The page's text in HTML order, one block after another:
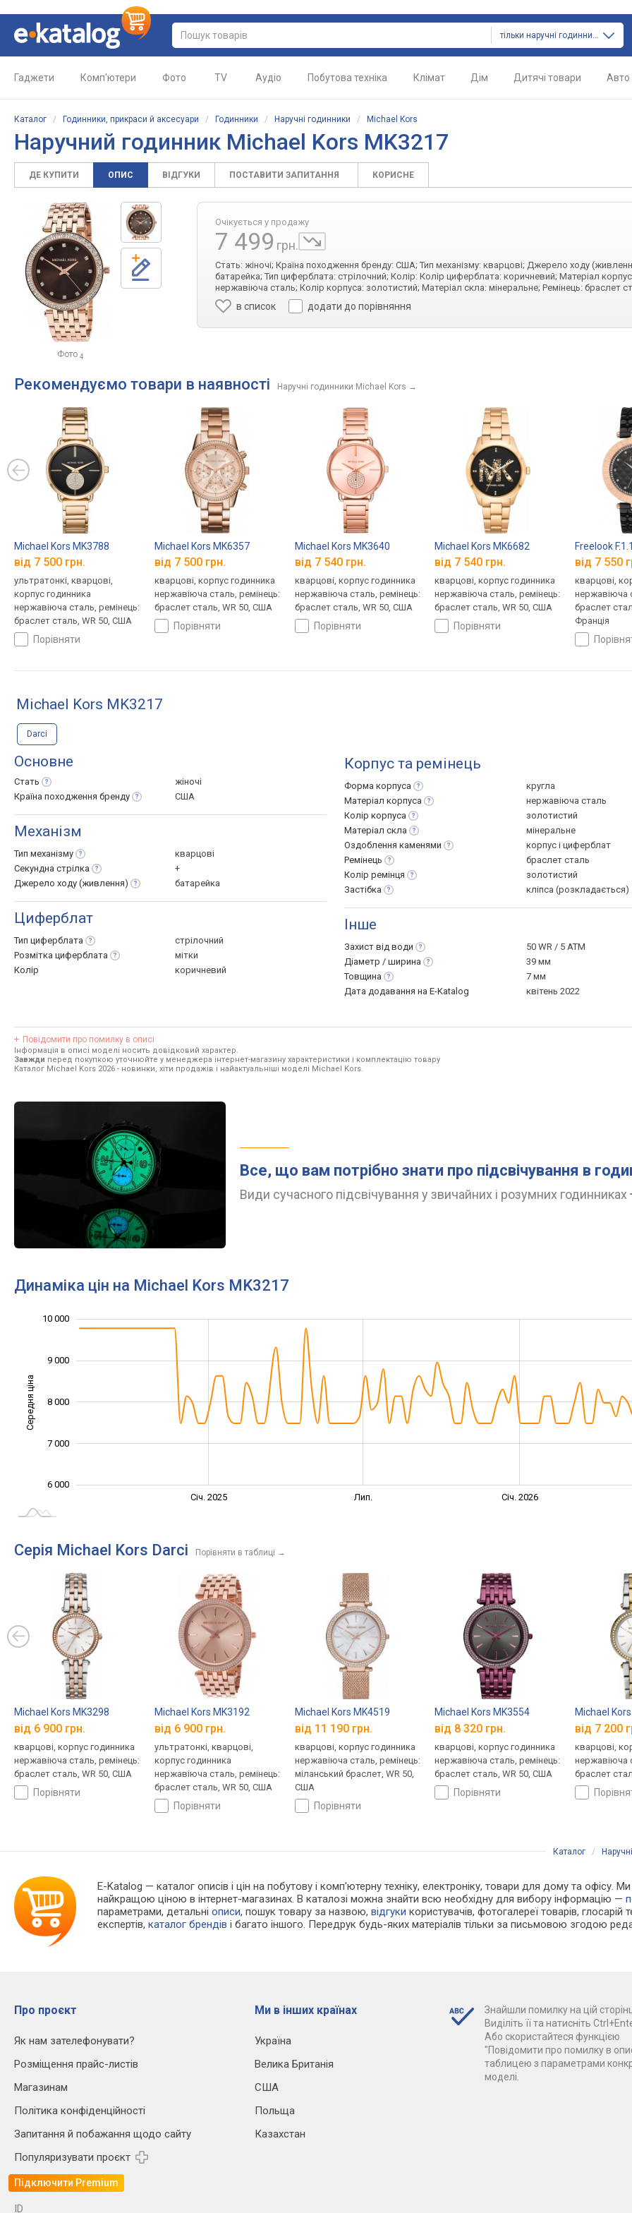
тільки наручні годинники
Гаджети Комп'ютери Фото TV Аудіо Побутова техніка Клімат Дім Дитячі товари Авто
Каталог / Годинники, прикраси й аксесуари / Годинники / Наручні годинники / Michael Kors
Наручний годинник Michael Kors MK3217
ДЕ КУПИТИ ОПИС ВІДГУКИ ПОСТАВИТИ ЗАПИТАННЯ КОРИСНЕ
Фото 4
Очікується у продажу
7 499 грн.
Стать: жіночі; Країна походження бренду: США; Тип механізму: кварцові; Джерело ходу
батарейка; Тип циферблата: стрілочний; Колір: Колір циферблата: коричневий; Матеріал
нержавіюча сталь; Колір корпуса: золотистий; Матеріал скла: мінеральне; Ремінець: браслет
в список додати до порівняння
Рекомендуємо товари в наявності Наручні годинники Michael Kors →
Michael Kors MK3788
від 7 500 грн.
ультратонкі, кварцові,
корпус годинника
нержавіюча сталь, ремінець:
браслет сталь, WR 50, США
порівняти
Michael Kors MK6357
від 7 500 грн.
кварцові, корпус годинника
нержавіюча сталь, ремінець:
браслет сталь, WR 50, США
порівняти
Michael Kors MK3640
від 7 540 грн.
кварцові, корпус годинника
нержавіюча сталь, ремінець:
браслет сталь, WR 50, США
порівняти
Michael Kors MK6682
від 7 540 грн.
кварцові, корпус годинника
нержавіюча сталь, ремінець:
браслет сталь, WR 50, США
порівняти
Freelook
від 7 550
кварцові,
нержавіюча
браслет
Франція
Michael Kors MK3217
Darci
Основне
Стать
жіночі
Країна походження бренду США
Механізм
Тип механізму
кварцові
Секундна стрілка
+
Джерело ходу (живлення) батарейка
Циферблат
Тип циферблата
стрілочний
Розмітка циферблата
мітки
Колір
коричневий
Корпус та ремінець
Форма корпуса
кругла
Матеріал корпуса
нержавіюча сталь
Колір корпуса
золотистий
Матеріал скла
мінеральне
Оздоблення каменями
корпус і циферблат
Ремінець
браслет сталь
Колір ремінця
золотистий
Застібка
кліпса (розкладається)
Інше
Захист від води
50 WR / 5 ATM
Діаметр / ширина
39 мм
Товщина
7 мм
Дата додавання на E-Katalog
квітень 2022
Повідомити про помилку в описі
Інформація в описі моделі носить довідковий характер.
Завжди перед покупкою уточнюйте у менеджера інтернет-магазину характеристики і комплектацію товару
Каталог Michael Kors 2026 - новинки, хіти продажів і найактуальніші моделі Michael Kors.
Все, що вам потрібно знати про підсвічування в
Види сучасного підсвічування у звичайних і розумних годинниках
Динаміка цін на Michael Kors MK3217
Середня ціна 10 000
6 000
7 000
8 000
9 000
10 000
Січ. 2025 Лип. Січ. 2026
Серія Michael Kors Darci Порівняти в таблиці →
Michael Kors MK3298
від 6 900 грн.
кварцові, корпус годинника
нержавіюча сталь, ремінець:
браслет сталь, WR 50, США
порівняти
Michael Kors MK3192
від 6 900 грн.
ультратонкі, кварцові,
корпус годинника
нержавіюча сталь, ремінець:
браслет сталь, WR 50, США
порівняти
Michael Kors MK4519
від 11 190 грн.
кварцові, корпус годинника
нержавіюча сталь, ремінець:
міланський браслет, WR 50,
США
порівняти
Michael Kors MK3554
від 8 320 грн.
кварцові, корпус годинника
нержавіюча сталь, ремінець:
браслет сталь, WR 50, США
порівняти
Michael
від 7 200
кварцові,
нержавіюча
браслет
Каталог /
E-Katalog — каталог описів і цін на побутову і комп'ютерну техніку, електроніку, товари для дому та офісу.
найкращою ціною в інтернет-магазинах. В каталозі можна знайти всю необхідну для вибору інформацію —
параметрами, детальніописи, пошук товару за назвою,відгуки користувачів, фотогалереї товарів, глосарій
експертів,каталог брендів і багато іншого. Передрук будь-яких матеріалів тільки за письмовою згодою
Про проєкт
Як нам зателефонувати?
Розміщення прайс-листів
Магазинам
Політика конфіденційності
Запитання й побажання щодо сайту
Популяризувати проєкт
Підключити Premium
Ми в інших країнах
Україна
Велика Британія
США
Польща
Казахстан
Знайшли помилку на цій
Виділіть її та натисніть
Або скористайтеся функцією
"Повідомити про помилку в
таблицею з параметрами
моделі.
ID